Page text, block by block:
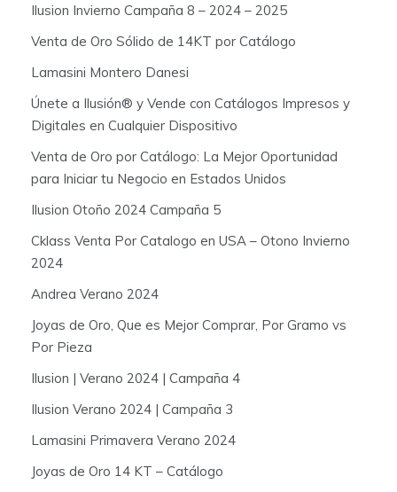
Ilusion Invierno Campaña 8 – 2024 – 2025
Venta de Oro Sólido de 14KT por Catálogo
Lamasini Montero Danesi
Únete a Ilusión® y Vende con Catálogos Impresos y
Digitales en Cualquier Dispositivo
Venta de Oro por Catálogo: La Mejor Oportunidad
para Iniciar tu Negocio en Estados Unidos
Ilusion Otoño 2024 Campaña 5
Cklass Venta Por Catalogo en USA – Otono Invierno
2024
Andrea Verano 2024
Joyas de Oro, Que es Mejor Comprar, Por Gramo vs
Por Pieza
Ilusion | Verano 2024 | Campaña 4
Ilusion Verano 2024 | Campaña 3
Lamasini Primavera Verano 2024
Joyas de Oro 14 KT – Catálogo